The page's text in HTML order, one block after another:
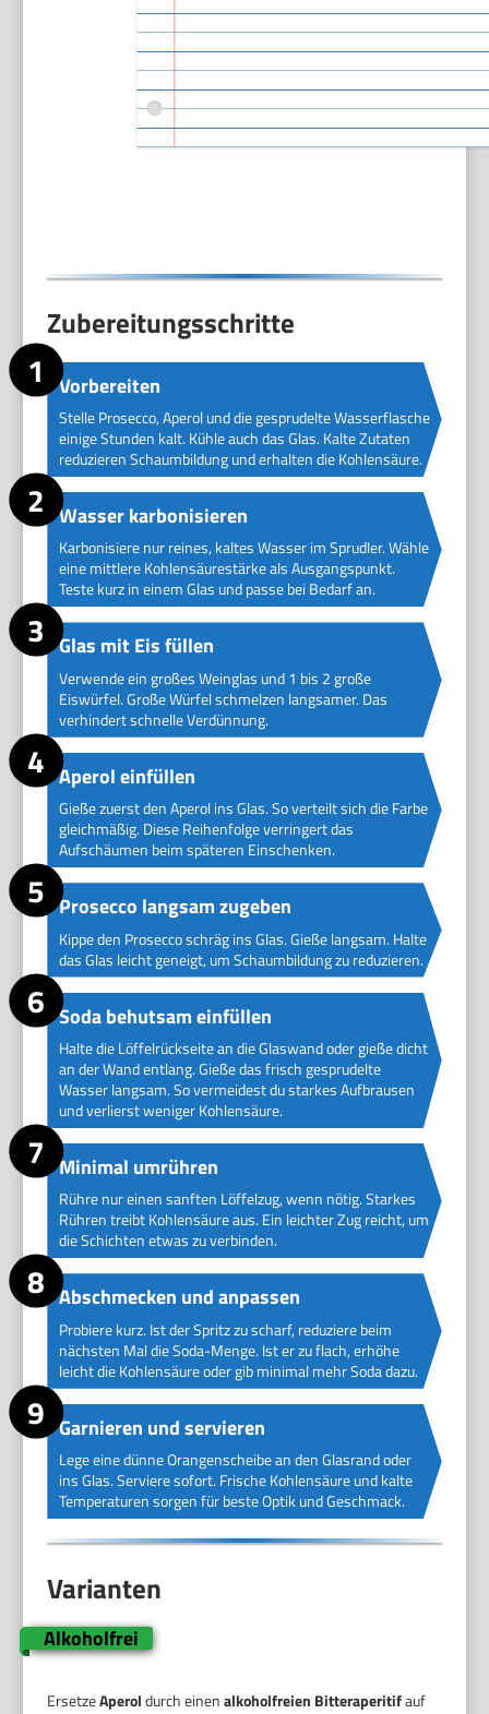
Zubereitungsschritte
Vorbereiten
Stelle Prosecco, Aperol und die gesprudelte Wasserflasche
einige Stunden kalt. Kühle auch das Glas. Kalte Zutaten
reduzieren Schaumbildung und erhalten die Kohlensäure.
Wasser karbonisieren
Karbonisiere nur reines, kaltes Wasser im Sprudler. Wähle
eine mittlere Kohlensäurestärke als Ausgangspunkt.
Teste kurz in einem Glas und passe bei Bedarf an.
Glas mit Eis füllen
Verwende ein großes Weinglas und 1 bis 2 große
Eiswürfel. Große Würfel schmelzen langsamer. Das
verhindert schnelle Verdünnung.
Aperol einfüllen
Gieße zuerst den Aperol ins Glas. So verteilt sich die Farbe
gleichmäßig. Diese Reihenfolge verringert das
Aufschäumen beim späteren Einschenken.
Prosecco langsam zugeben
Kippe den Prosecco schräg ins Glas. Gieße langsam. Halte
das Glas leicht geneigt, um Schaumbildung zu reduzieren.
Soda behutsam einfüllen
Halte die Löffelrückseite an die Glaswand oder gieße dicht
an der Wand entlang. Gieße das frisch gesprudelte
Wasser langsam. So vermeidest du starkes Aufbrausen
und verlierst weniger Kohlensäure.
Minimal umrühren
Rühre nur einen sanften Löffelzug, wenn nötig. Starkes
Rühren treibt Kohlensäure aus. Ein leichter Zug reicht, um
die Schichten etwas zu verbinden.
Abschmecken und anpassen
Probiere kurz. Ist der Spritz zu scharf, reduziere beim
nächsten Mal die Soda-Menge. Ist er zu flach, erhöhe
leicht die Kohlensäure oder gib minimal mehr Soda dazu.
Garnieren und servieren
Lege eine dünne Orangenscheibe an den Glasrand oder
ins Glas. Serviere sofort. Frische Kohlensäure und kalte
Temperaturen sorgen für beste Optik und Geschmack.
Varianten
Alkoholfrei
ErsetzeAperoldurch einenalkoholfreien Bitteraperitifauf